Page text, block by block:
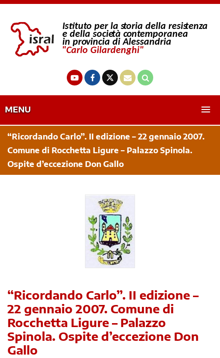
MENU
“Ricordando Carlo”. II edizione – 22 gennaio 2007.
Comune di Rocchetta Ligure – Palazzo Spinola.
Ospite d’eccezione Don Gallo
“Ricordando Carlo”. II edizione –
22 gennaio 2007. Comune di
Rocchetta Ligure – Palazzo
Spinola. Ospite d’eccezione Don
Gallo